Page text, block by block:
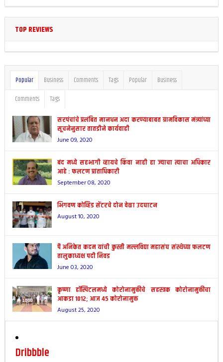
TOP REVIEWS
Popular Business Comments Tags Popular
Business
Comments
Tags
सरपंचांचे प्रलंबित मानधन अदा करण्याबाबत ग्रामविकास मंत्र्यांच्या
सूचनेनुसार तातडीने कार्यवाही
June 09, 2020
बंद मध्ये सहभागी व्हायचे किंवा नाही हा ज्याचा त्याचा अधिकार
आहे : फलटण प्रांताधिकारी
September 08, 2020
भिगवण कोव्हिड सेंटरचे दोन वेळा उदघाटन
August 10, 2020
पै अनिकेत कदम यांची कुस्ती मल्लविद्या महासंघ संस्थेच्या फलटण
तालुकाध्यक्ष पदी निवड
June 03, 2020
कृष्णा हॉस्पिटलमध्ये कोरोनामुक्तीचे सहस्त्रक कोरोनामुक्तीचा
आकडा 1012; आज 45 कोरोनामुक्त
August 25, 2020
Dribbble